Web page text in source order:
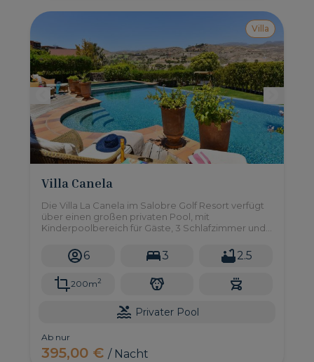
Villa
Villa Canela
Die Villa La Canela im Salobre Golf Resort verfügt
über einen großen privaten Pool, mit
Kinderpoolbereich für Gäste, 3 Schlafzimmer und
Canaria, nur 10 Autominuten von den Stränden von
Maspalomas entfernt.
6 3 2.5
200m2
Privater Pool
Ab nur
395,00 €/ Nacht